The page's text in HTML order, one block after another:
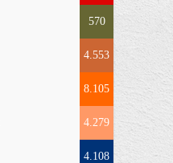
570
4.553
8.105
4.279
4.108